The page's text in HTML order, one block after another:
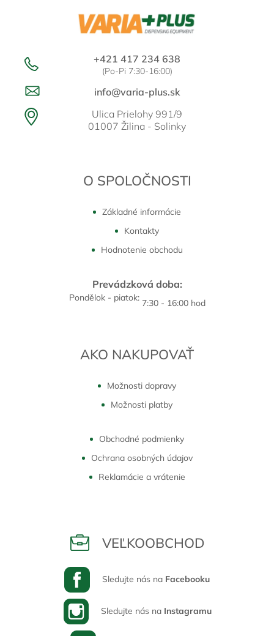
+421 417 234 638
(Po-Pi 7:30-16:00)
info@varia-plus.sk
Ulica Prielohy 991/9
01007 Žilina - Solinky
O SPOLOČNOSTI
Základné informácie
Kontakty
Hodnotenie obchodu
Prevádzková doba:
Pondělok - piatok: 7:30 - 16:00 hod
AKO NAKUPOVAŤ
Možnosti dopravy
Možnosti platby
Obchodné podmienky
Ochrana osobných údajov
Reklamácie a vrátenie
VEĽKOOBCHOD
Sledujte nás na Facebooku
Sledujte nás na Instagramu